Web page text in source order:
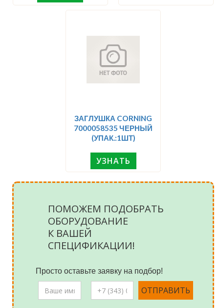
ЗАГЛУШКА CORNING
7000058535 ЧЕРНЫЙ
(УПАК.:1ШТ)
УЗНАТЬ
ПОМОЖЕМ ПОДОБРАТЬ
ОБОРУДОВАНИЕ
К ВАШЕЙ
СПЕЦИФИКАЦИИ!
Просто оставьте заявку на подбор!